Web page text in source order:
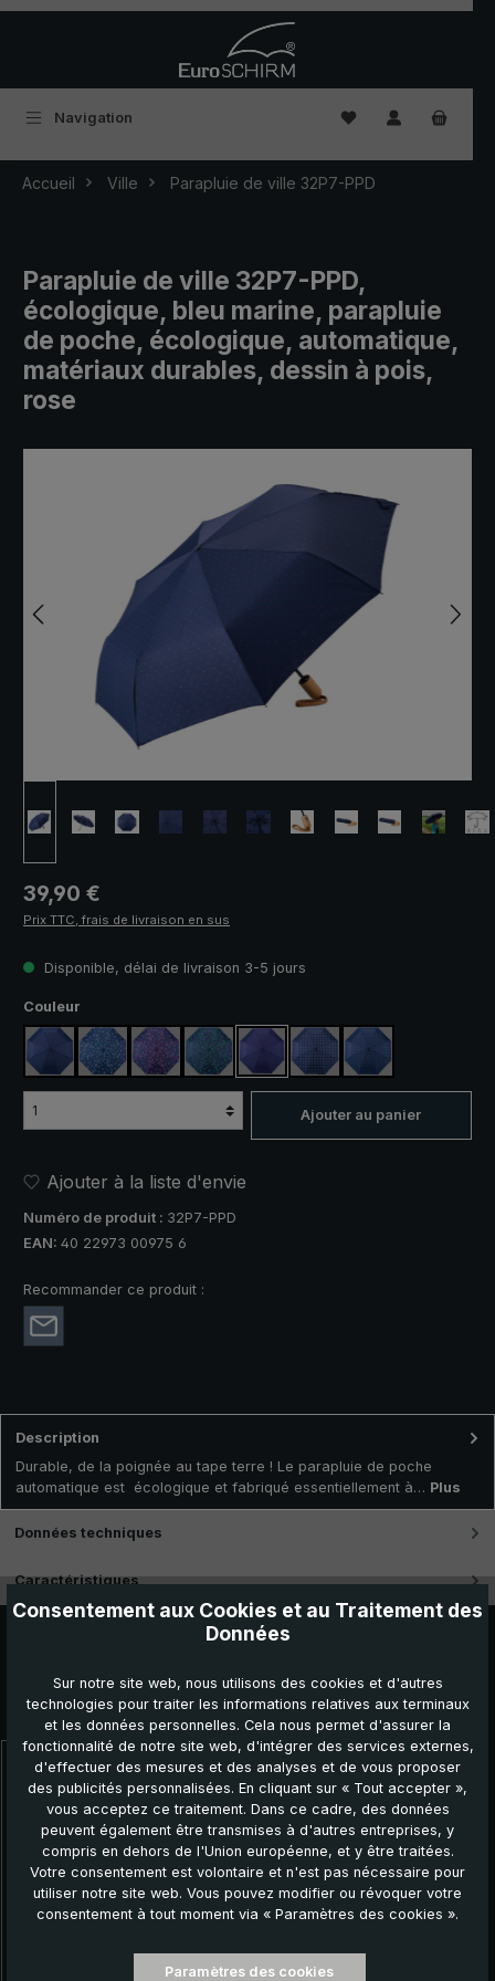
Navigation Vous avez 0
Accueil Ville Parapluie de ville 32P7-PPD
Parapluie de ville 32P7-PPD,
écologique, bleu marine, parapluie
de poche, écologique, automatique,
matériaux durables, dessin à pois,
rose
Prix régulier :
39,90 €
Prix TTC, frais de livraison en sus
Disponible, délai de livraison 3-5 jours
Sélectionnez
Couleur
bleu marinemarine, motif circulaire, bleu
marine, motif circulaire, rose
marine, motif circulaire, vert
marine, motif à pois, rose
marine, motif à pois, blanc
marine, Punkte-
Ajouter au panier
Ajouter à la liste d'envie
Numéro de produit : 32P7-PPD
EAN: 40 22973 00975 6
Recommander ce produit :
Description
Durable, de la poignée au tape terre ! Le parapluie de poche
automatique est écologique et fabriqué essentiellement à… Plus
Données techniques
Caractéristiques
Ignorer la galerie de produits
Autres produits que vous pourriez aimer :
Consentement aux Cookies et au Traitement des
Données
Sur notre site web, nous utilisons des cookies et d'autres
technologies pour traiter les informations relatives aux terminaux
et les données personnelles. Cela nous permet d'assurer la
fonctionnalité de notre site web, d'intégrer des services externes,
d'effectuer des mesures et des analyses et de vous proposer
des publicités personnalisées. En cliquant sur « Tout accepter »,
vous acceptez ce traitement. Dans ce cadre, des données
peuvent également être transmises à d'autres entreprises, y
compris en dehors de l'Union européenne, et y être traitées.
Votre consentement est volontaire et n'est pas nécessaire pour
utiliser notre site web. Vous pouvez modifier ou révoquer votre
consentement à tout moment via « Paramètres des cookies ».
Paramètres des cookies